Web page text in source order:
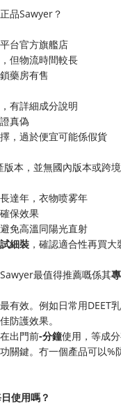
品Sawyer？
台官方旗艦店
但物流時間較長
藥房有售
有詳細成分說明
真偽
，過於便宜可能係假貨
本，並無國內版本或跨
達年，衣物喷雾年
保效果
免高溫同陽光直射
細裝​ ，確認適合性再買
最值得推薦嘅係其​
最有效。例如日常用DEET
防護效果。
出門前​​-分鐘​使用，等成
關鍵。冇一個產品可以
使用嗎？​